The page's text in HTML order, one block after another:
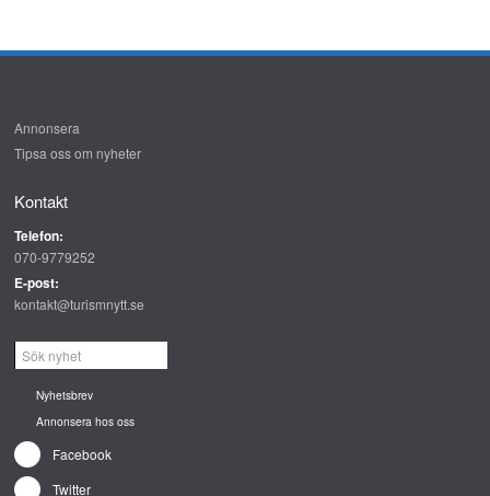
Annonsera
Tipsa oss om nyheter
Kontakt
Telefon:
070-9779252
E-post:
kontakt@turismnytt.se
Nyhetsbrev
Annonsera hos oss
Facebook
Twitter